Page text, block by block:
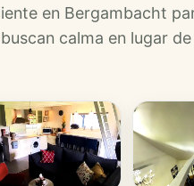
en Bergambacht
calma en lugar